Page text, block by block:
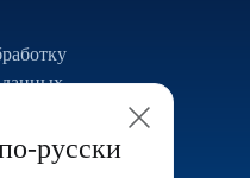
русски